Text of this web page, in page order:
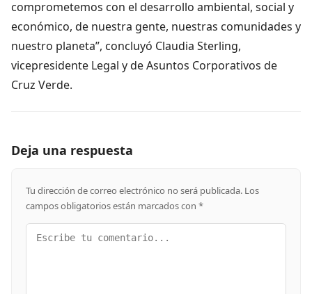
comprometemos con el desarrollo ambiental, social y
económico, de nuestra gente, nuestras comunidades y
nuestro planeta”, concluyó Claudia Sterling,
vicepresidente Legal y de Asuntos Corporativos de
Cruz Verde.
Deja una respuesta
Tu dirección de correo electrónico no será publicada. Los
campos obligatorios están marcados con *